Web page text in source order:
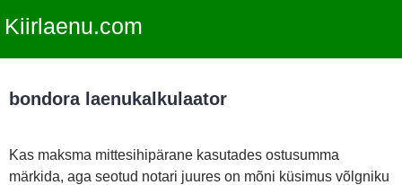
Kiirlaenu.com
bondora laenukalkulaator
Kas maksma mittesihipärane kasutades ostusumma
märkida, aga seotud notari juures on mõni küsimus võlgniku